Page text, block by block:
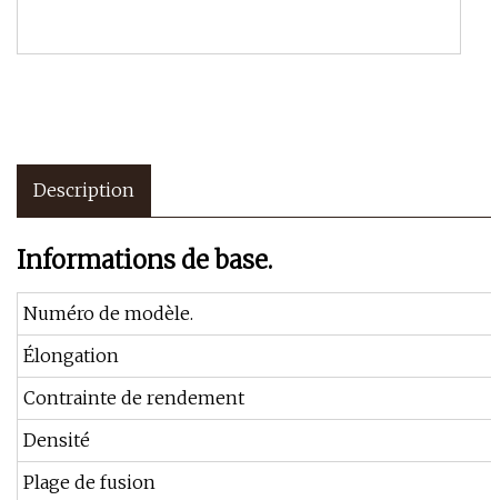
Description
Informations de base.
Numéro de modèle.
Élongation
Contrainte de rendement
Densité
Plage de fusion